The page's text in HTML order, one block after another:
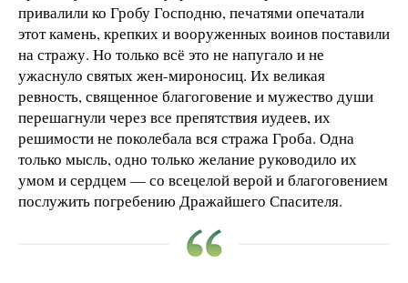
привалили ко Гробу Господню, печатями опечатали
этот камень, крепких и вооруженных воинов поставили
на стражу. Но только всё это не напугало и не
ужаснуло святых жен-мироносиц. Их великая
ревность, священное благоговение и мужество души
перешагнули через все препятствия иудеев, их
решимости не поколебала вся стража Гроба. Одна
только мысль, одно только желание руководило их
умом и сердцем — со всецелой верой и благоговением
послужить погребению Дражайшего Спасителя.